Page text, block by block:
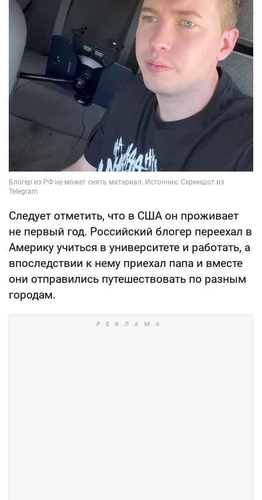
Следует отметить, что в США он проживает
не первый год. Российский блогер переехал в
Америку учиться в университете и работать, а
впоследствии к нему приехал папа и вместе
они отправились путешествовать по разным
городам.